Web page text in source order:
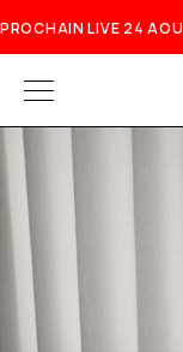
PROCHAIN LIVE 24